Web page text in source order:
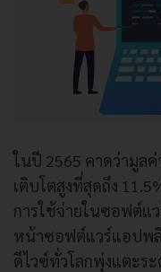
ในปี 2565 คาดว่ามูล
เติบโตสูงที่สุดถึง
การใช้จ่ายในซอฟต์แ
หน้าซอฟต์แวร์แอปพ
ดีไวซ์ทั่วโลกพุ่งแตะร